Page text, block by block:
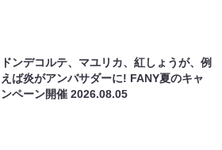
ドンデコルテ、マユリカ、紅しょうが、例
えば炎がアンバサダーに! FANY夏のキャ
ンペーン開催2026.08.05